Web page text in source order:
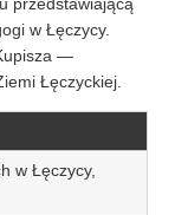
przedstawiającą
w Łęczycy.
—
Łęczyckiej.
w Łęczycy,